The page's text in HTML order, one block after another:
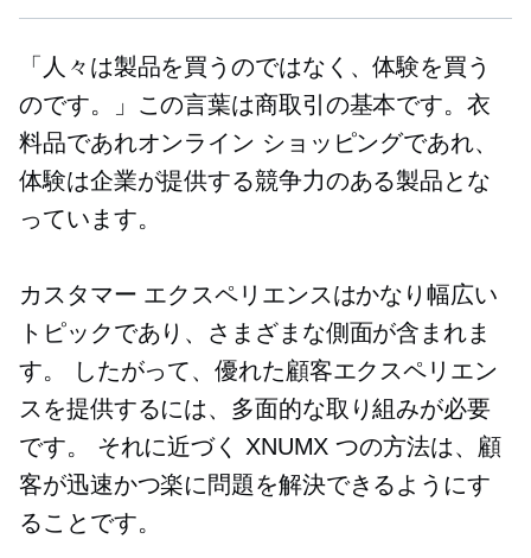
「人々は製品を買うのではなく、体験を買う
のです。」この言葉は商取引の基本です。衣
料品であれオンライン ショッピングであれ、
体験は企業が提供する競争力のある製品とな
っています。
カスタマー エクスペリエンスはかなり幅広い
トピックであり、さまざまな側面が含まれま
す。 したがって、優れた顧客エクスペリエン
スを提供するには、多面的な取り組みが必要
です。 それに近づく XNUMX つの方法は、顧
客が迅速かつ楽に問題を解決できるようにす
ることです。